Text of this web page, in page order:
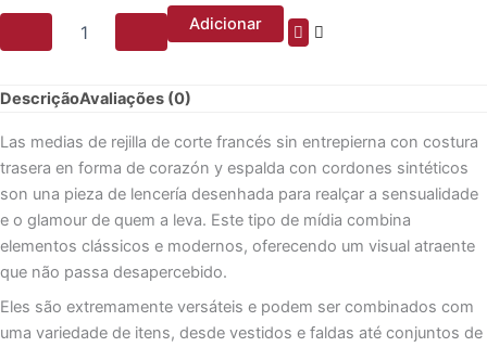
AVENUE
MEIAS
ARRASTÃO
SEM
CROTCHLESS
PRETAS
Adicionar
DescriçãoAvaliações (0)
Las medias de rejilla de corte francés sin entrepierna con costura
trasera en forma de corazón y espalda con cordones sintéticos
son una pieza de lencería desenhada para realçar a sensualidade
e o glamour de quem a leva. Este tipo de mídia combina
elementos clássicos e modernos, oferecendo um visual atraente
que não passa desapercebido.
Eles são extremamente versáteis e podem ser combinados com
uma variedade de itens, desde vestidos e faldas até conjuntos de